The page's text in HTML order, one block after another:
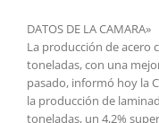
DATOS DE LA CAMARA»
La producción de acero
toneladas, con una
pasado, informó hoy la
la producción de
toneladas, un 4,2%